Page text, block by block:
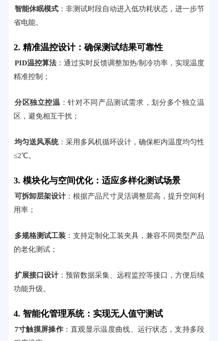
智能休眠模式：非测试时段自动进入低功耗状态，进一步节
省电能。
2. 精准温控设计：确保测试结果可靠性
PID温控算法：通过实时反馈调整加热/制冷功率，实现温度
精准控制；
分区独立控温 ：针对不同产品测试需求，划分多个独立温
区，避免相互干扰；
均匀送风系统：采用多风机循环设计，确保柜内温度均匀性
≤2℃。
3. 模块化与空间优化：适应多样化测试场景
可拆卸层架设计：根据产品尺寸灵活调整层高，提升空间利
用率；
多规格测试工装：支持定制化工装夹具，兼容不同类型产品
的老化测试；
扩展接口设计：预留数据采集、远程监控等接口，方便后续
功能升级。
4. 智能化管理系统：实现无人值守测试
7寸触摸屏操作：直观显示温度曲线、运行状态，支持多段